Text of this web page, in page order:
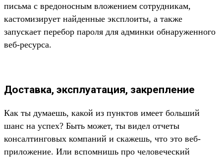
письма с вредоносным вложением сотрудникам,
кастомизирует найденные эксплоиты, а также
запускает перебор пароля для админки обнаруженного
веб-ресурса.
Доставка, эксплуатация, закрепление
Как ты думаешь, какой из пунктов имеет больший
шанс на успех? Быть может, ты видел отчеты
консалтинговых компаний и скажешь, что это веб-
приложение. Или вспомнишь про человеческий